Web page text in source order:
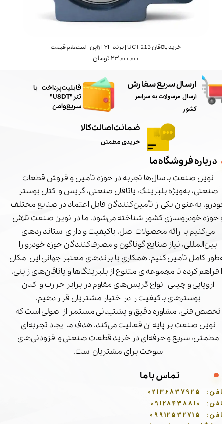
خرید یاتاقان UCT 213 | برند FYH ژاپن | استعلام قیمت
۲۳,۰۰۰,۰۰۰ تومان
ارسال سریع سفارش
ارسال مرسولات به سراسر
کشور
ضمانت اصالت کالا
خریدی مطمئن
درباره فروشگاه ما
نوین صنعت با سال‌ها تجربه در حوزه تأمین و فروش قطعات
صنعتی، به‌ویژه بلبرینگ، یاتاقان صنعتی، گریس و اکتان بوستر
به‌عنوان یکی از تأمین‌کنندگان قابل اعتماد در صنایع مختلف
حوزه خودروسازی کشور شناخته می‌شود. ما در نوین صنعت تلاش
می‌کنیم با ارائه محصولات اصل، باکیفیت و دارای استانداردهای
بین‌المللی، نیاز صنایع گوناگون و مصرف‌کنندگان حوزه خودرو را
کامل تأمین کنیم. همکاری با برندهای معتبر جهانی این امکان
فراهم کرده تا مجموعه‌ای متنوع از بلبرینگ‌ها و یاتاقان‌های ژاپنی،
اروپایی و چینی، انواع گریس‌های مقاوم در برابر حرارت و اکتان
بوسترهای باکیفیت را در اختیار مشتریان قرار دهیم.
تخصص فنی، مشاوره دقیق و پشتیبانی مستمر از اصولی است که
نوین صنعت بر پایه آن فعالیت می‌کند. هدف ما ایجاد تجربه‌ای
مطمئن، سریع و حرفه‌ای در خرید قطعات صنعتی و افزودنی‌های
سوخت برای مشتریان است.
تماس با ما
02136837925
09128438810
09912532715
​قابلیت پرداخت با
تتر"USDT"
سریع و امن